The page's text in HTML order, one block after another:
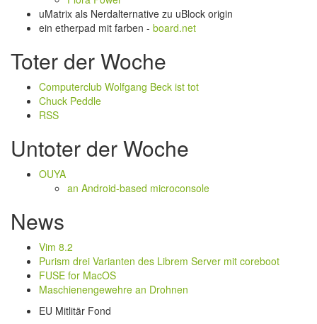
uMatrix als Nerdalternative zu uBlock origin
ein etherpad mit farben - board.net
Toter der Woche
Computerclub Wolfgang Beck ist tot
Chuck Peddle
RSS
Untoter der Woche
OUYA
an Android-based microconsole
News
Vim 8.2
Purism drei Varianten des Librem Server mit coreboot
FUSE for MacOS
Maschienengewehre an Drohnen
EU Mitlitär Fond